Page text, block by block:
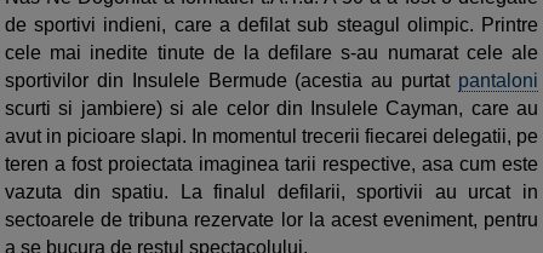
de sportivi indieni, care a defilat sub steagul olimpic. Printre
cele mai inedite tinute de la defilare s-au numarat cele ale
sportivilor din Insulele Bermude (acestia au purtat pantaloni
scurti si jambiere) si ale celor din Insulele Cayman, care au
avut in picioare slapi. In momentul trecerii fiecarei delegatii, pe
teren a fost proiectata imaginea tarii respective, asa cum este
vazuta din spatiu. La finalul defilarii, sportivii au urcat in
sectoarele de tribuna rezervate lor la acest eveniment, pentru
a se bucura de restul spectacolului.